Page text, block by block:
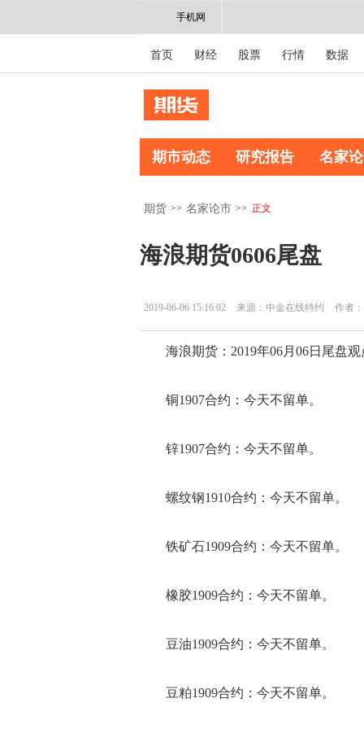
手机网
首页 财经 股票 行情 数据
期市动态 研究报告 名家
期货 >> 名家论市 >> 正文
海浪期货0606尾盘
2019-06-06 15:16:02 来源：中金在线特约 作者
海浪期货：2019年06月06日尾盘观
铜1907合约：今天不留单。
锌1907合约：今天不留单。
螺纹钢1910合约：今天不留单。
铁矿石1909合约：今天不留单。
橡胶1909合约：今天不留单。
豆油1909合约：今天不留单。
豆粕1909合约：今天不留单。